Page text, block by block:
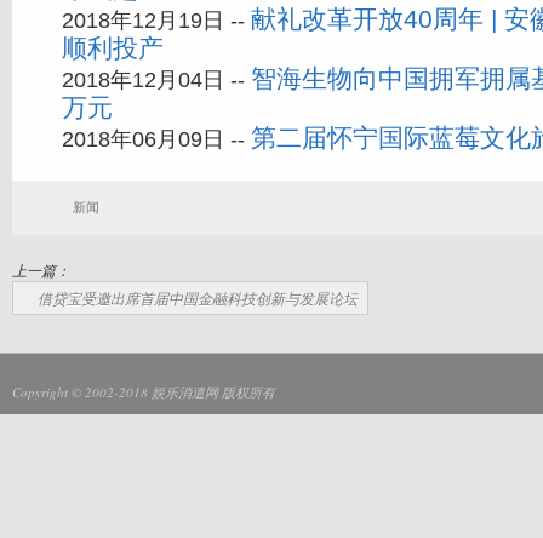
2018年12月19日 -- 献礼改革开放40周年 | 安
顺利投产
2018年12月04日 -- 智海生物向中国拥军拥属
万元
2018年06月09日 -- 第二届怀宁国际蓝莓文化
新闻
上一篇：
借贷宝受邀出席首届中国金融科技创新与发展论坛
Copyright © 2002-2018 娱乐消遣网版权所有